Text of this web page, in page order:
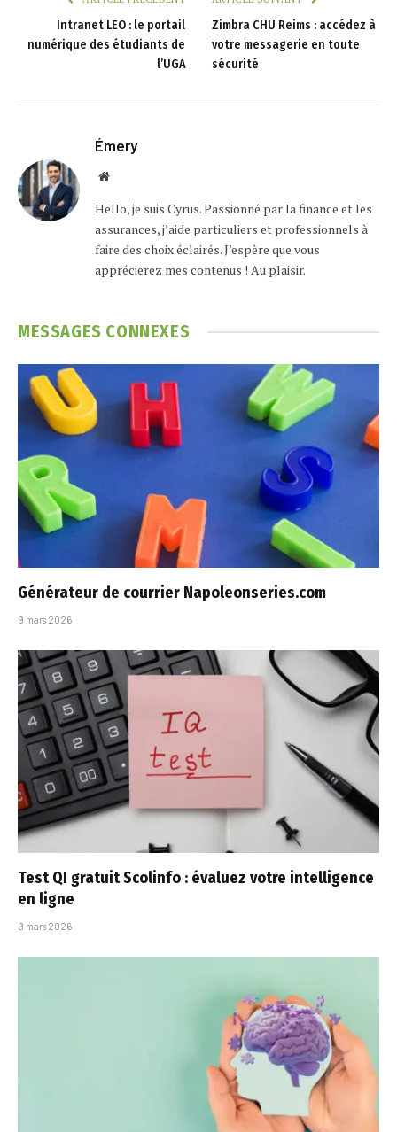
Intranet LEO : le portail
numérique des étudiants de
l’UGA
Zimbra CHU Reims : accédez à
votre messagerie en toute
sécurité
Émery
Website
Hello, je suis Cyrus. Passionné par la finance et les
assurances, j’aide particuliers et professionnels à
faire des choix éclairés. J’espère que vous
apprécierez mes contenus ! Au plaisir.
MESSAGES CONNEXES
Générateur de courrier Napoleonseries.com
9 mars 2026
Test QI gratuit Scolinfo : évaluez votre intelligence
en ligne
9 mars 2026